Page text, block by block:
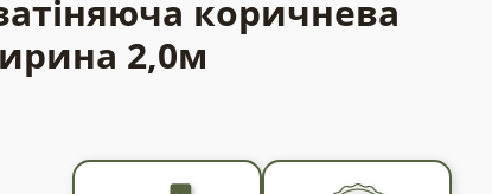
коричнева
2,0м